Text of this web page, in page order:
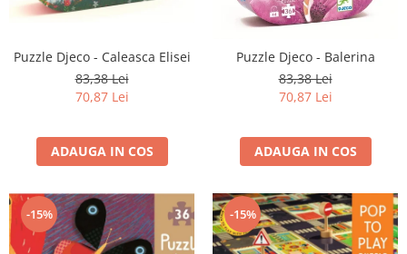
Puzzle Djeco - Caleasca Elisei
83,38 Lei
70,87 Lei
ADAUGA IN COS
Puzzle Djeco - Balerina
83,38 Lei
70,87 Lei
ADAUGA IN COS
-15% -15%